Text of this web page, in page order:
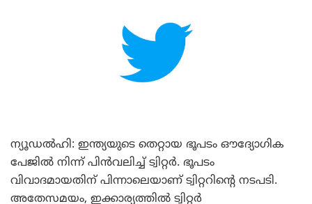
ന്യൂഡല്‍ഹി: ഇന്ത്യയുടെ തെറ്റായ ഭൂപടം ഔദ്യോഗിക
പേജില്‍ നിന്ന് പിന്‍വലിച്ച് ട്വിറ്റര്‍. ഭൂപടം
വിവാദമായതിന് പിന്നാലെയാണ് ട്വിറ്ററിന്റെ നടപടി.
അതേസമയം, ഇക്കാര്യത്തില്‍ ട്വിറ്റര്‍